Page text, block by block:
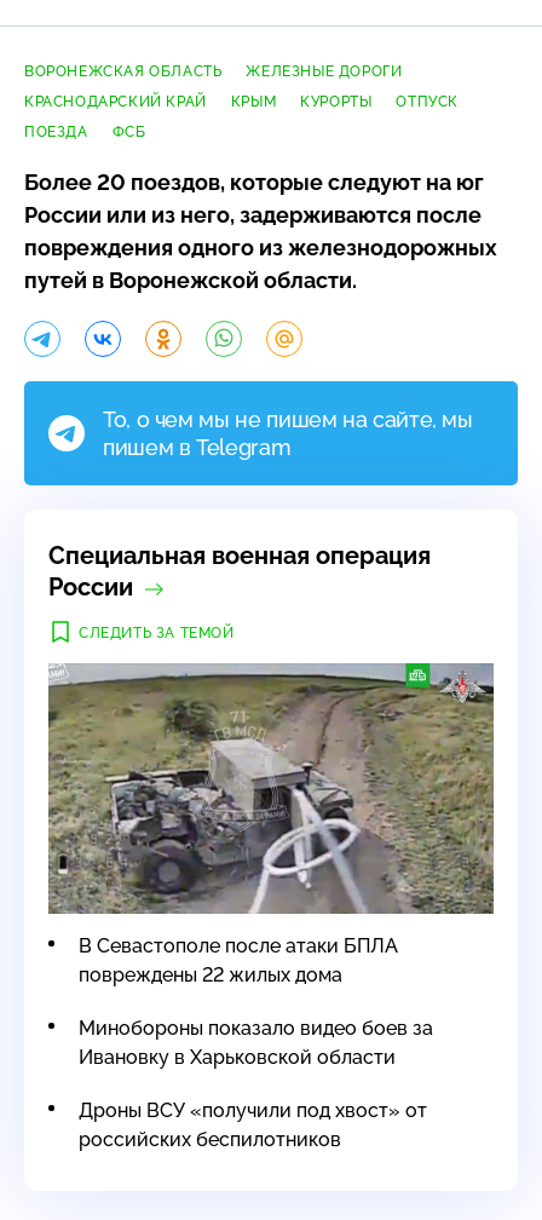
ВОРОНЕЖСКАЯ ОБЛАСТЬ
ЖЕЛЕЗНЫЕ ДОРОГИ
КРАСНОДАРСКИЙ КРАЙ
КРЫМ КУРОРТЫ
ОТПУСК
ПОЕЗДА
ФСБ
Более 20 поездов, которые следуют на юг
России или из него, задерживаются после
повреждения одного из железнодорожных
путей в Воронежской области.
То, о чем мы не пишем на сайте, мы
пишем в Telegram
Специальная военная операция
России
СЛЕДИТЬ ЗА ТЕМОЙ
В Севастополе после атаки БПЛА
повреждены 22 жилых дома
Минобороны показало видео боев за
Ивановку в Харьковской области
Дроны ВСУ «получили под хвост» от
российских беспилотников